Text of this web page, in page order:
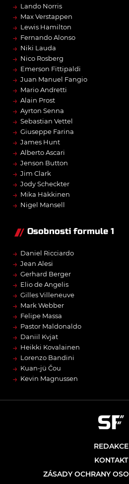
→ Lando Norris
→ Max Verstappen
→ Lewis Hamilton
→ Fernando Alonso
→ Niki Lauda
→ Nico Rosberg
→ Emerson Fittipaldi
→ Juan Manuel Fangio
→ Mario Andretti
→ Alain Prost
→ Ayrton Senna
→ Sebastian Vettel
→ Giuseppe Farina
→ James Hunt
→ Alberto Ascari
→ Jenson Button
→ Jim Clark
→ Jody Scheckter
→ Mika Häkkinen
→ Nigel Mansell
Osobnosti formule 1
→ Daniel Ricciardo
→ Jean Alesi
→ Gerhard Berger
→ Elio de Angelis
→ Gilles Villeneuve
→ Mark Webber
→ Felipe Massa
→ Pastor Maldonaldo
→ Daniil Kvjat
→ Heikki Kovalainen
→ Lorenzo Bandini
→ Kuan-jü Čou
→ Kevin Magnussen
REDAKCE
KONTAKT
ZÁSADY OCHRANY